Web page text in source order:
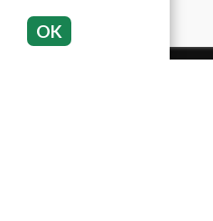
OK